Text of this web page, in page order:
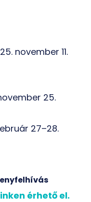
november 11.
25.
27–28.
érhető el.